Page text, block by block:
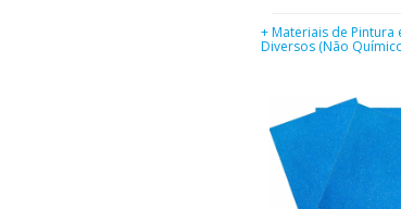
+ Materiais de Pintura
Diversos (Não